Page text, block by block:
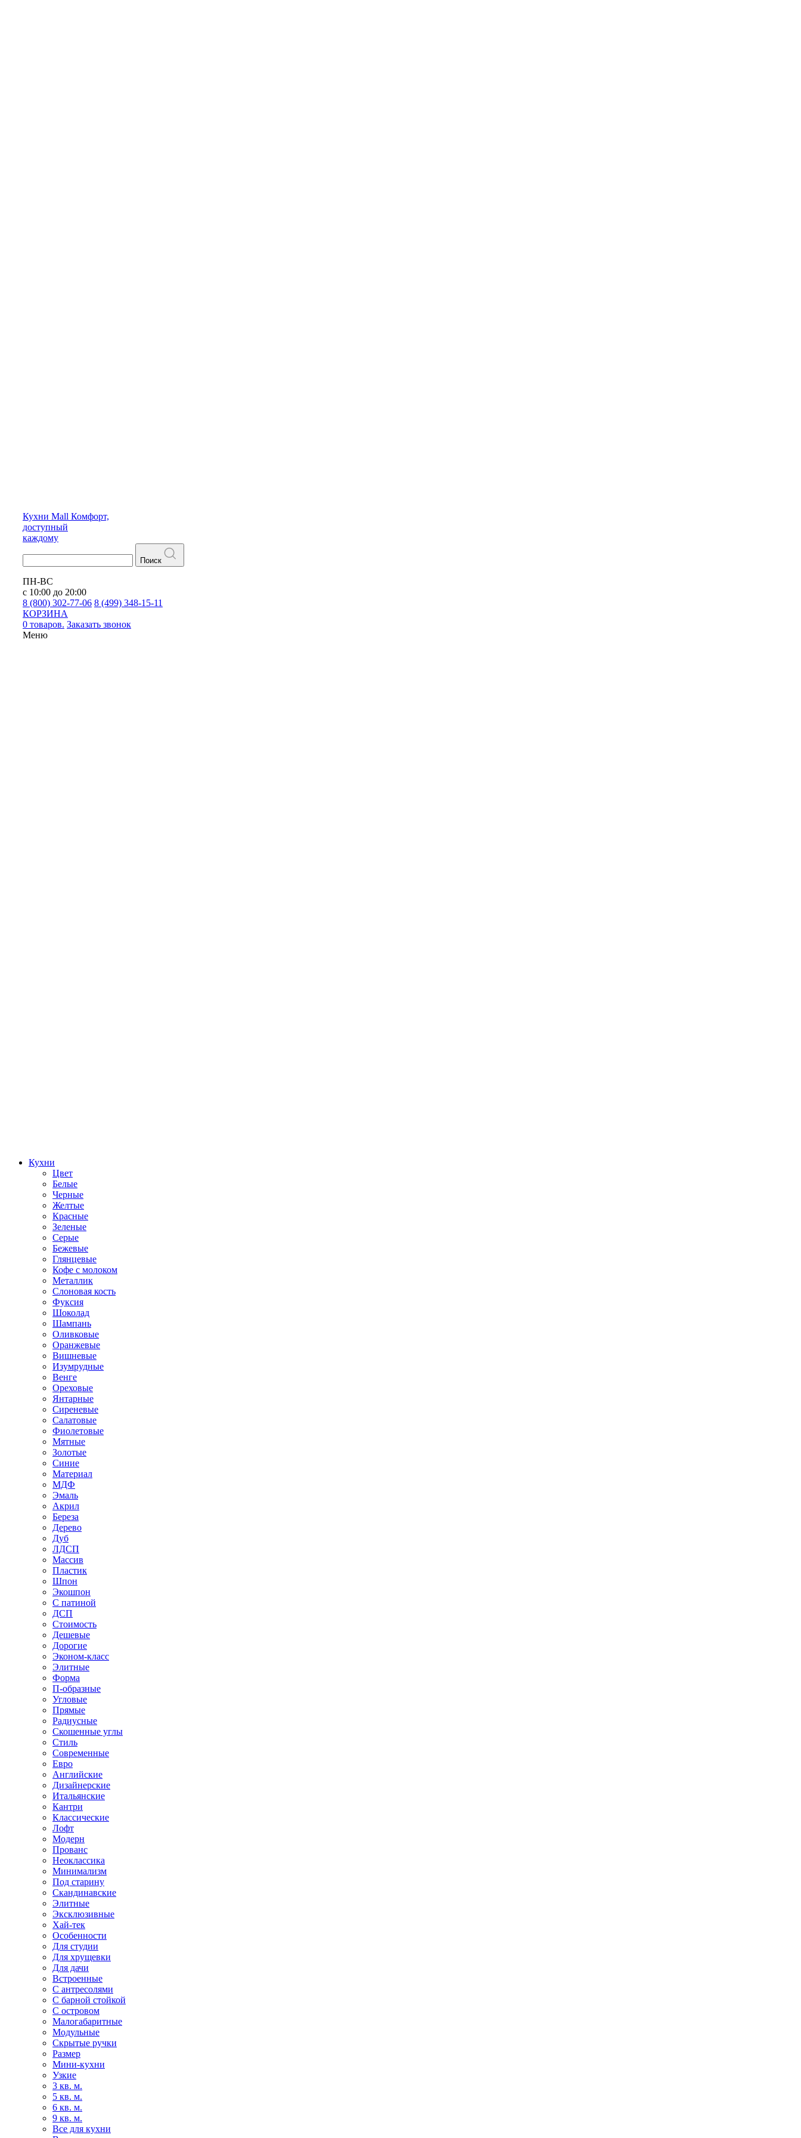
Кухни Mall Комфорт,
доступный
каждому
Поиск
ПН-ВС
с 10:00 до 20:00
8 (800) 302-77-06 8 (499) 348-15-11
КОРЗИНА
0 товаров. Заказать звонок
Меню
Кухни
Цвет
Белые
Черные
Желтые
Красные
Зеленые
Серые
Бежевые
Глянцевые
Кофе с молоком
Металлик
Слоновая кость
Фуксия
Шоколад
Шампань
Оливковые
Оранжевые
Вишневые
Изумрудные
Венге
Ореховые
Янтарные
Сиреневые
Салатовые
Фиолетовые
Мятные
Золотые
Синие
Материал
МДФ
Эмаль
Акрил
Береза
Дерево
Дуб
ЛДСП
Массив
Пластик
Шпон
Экошпон
С патиной
ДСП
Стоимость
Дешевые
Дорогие
Эконом-класс
Элитные
Форма
П-образные
Угловые
Прямые
Радиусные
Скошенные углы
Стиль
Современные
Евро
Английские
Дизайнерские
Итальянские
Кантри
Классические
Лофт
Модерн
Прованс
Неоклассика
Минимализм
Под старину
Скандинавские
Элитные
Эксклюзивные
Хай-тек
Особенности
Для студии
Для хрущевки
Для дачи
Встроенные
С антресолями
С барной стойкой
С островом
Малогабаритные
Модульные
Скрытые ручки
Размер
Мини-кухни
Узкие
3 кв. м.
5 кв. м.
6 кв. м.
9 кв. м.
Все для кухни